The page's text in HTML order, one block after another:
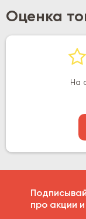
Оценка
На
про акции